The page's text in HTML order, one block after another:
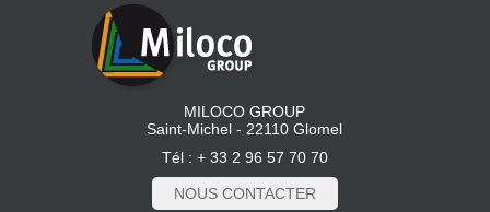
MILOCO GROUP
Saint-Michel - 22110 Glomel
Tél : + 33 2 96 57 70 70
NOUS CONTACTER